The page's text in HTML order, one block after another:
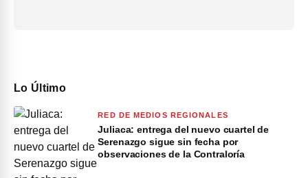
Lo Último
RED DE MEDIOS REGIONALES
Juliaca: entrega del nuevo cuartel de
Serenazgo sigue sin fecha por
observaciones de la Contraloría